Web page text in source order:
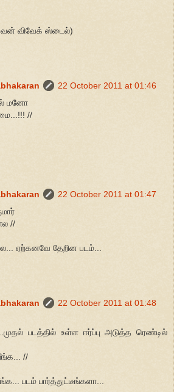
விவேக் ஸ்டைல்)
22 October 2011 at 01:46
மனோ
//
22 October 2011 at 01:47
//
ஏற்கனவே தேறின படம்...
22 October 2011 at 01:48
படத்தில் உள்ள ஈர்ப்பு அடுத்த ரெண்டில்
//
படம் பார்த்துட்டீங்களா...